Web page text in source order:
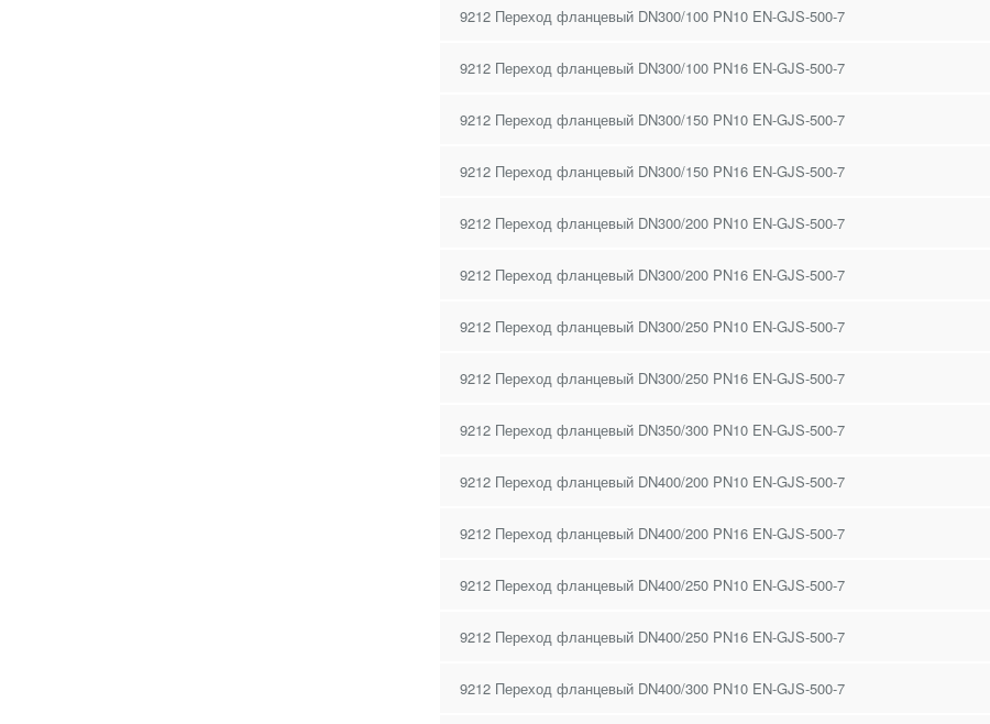
9212 Переход фланцевый DN300/100 PN10 EN-GJS-500-7
9212 Переход фланцевый DN300/100 PN16 EN-GJS-500-7
9212 Переход фланцевый DN300/150 PN10 EN-GJS-500-7
9212 Переход фланцевый DN300/150 PN16 EN-GJS-500-7
9212 Переход фланцевый DN300/200 PN10 EN-GJS-500-7
9212 Переход фланцевый DN300/200 PN16 EN-GJS-500-7
9212 Переход фланцевый DN300/250 PN10 EN-GJS-500-7
9212 Переход фланцевый DN300/250 PN16 EN-GJS-500-7
9212 Переход фланцевый DN350/300 PN10 EN-GJS-500-7
9212 Переход фланцевый DN400/200 PN10 EN-GJS-500-7
9212 Переход фланцевый DN400/200 PN16 EN-GJS-500-7
9212 Переход фланцевый DN400/250 PN10 EN-GJS-500-7
9212 Переход фланцевый DN400/250 PN16 EN-GJS-500-7
9212 Переход фланцевый DN400/300 PN10 EN-GJS-500-7